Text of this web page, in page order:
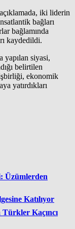
iki liderin
bağları
bağlamında
kaydedildi.
yapılan siyasi,
belirtilen
ekonomik
yatırdıkları
Üzümlerden
Katılıyor
Türkler Kaçıncı